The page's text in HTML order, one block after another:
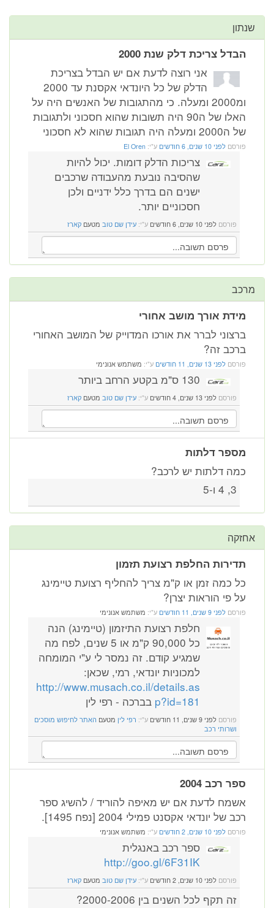
שנתון
הבדל צריכת דלק שנת 2000
אני רוצה לדעת אם יש הבדל בצריכת
הדלק של כל היונדאי אקסנת עד 2000
ומ2000 ומעלה. כי מהתגובות של האנשים היה על
האלו של ה90 היה תשובות שהוא חסכוני ולתגובות
של ה2000 ומעלה היה תגובות שהוא לא חסכוני
פורסם לפני 10 שנים, 6 חודשים ע"י: El Oren
צריכות הדלק דומות. יכול להיות
שהסיבה נובעת מהעבודה שרכבים
ישנים הם בדרך כלל ידניים ולכן
חסכוניים יותר.
פורסם לפני 10 שנים, 6 חודשים ע"י: עידן שם טוב מטעם קארז
מרכב
מידת אורך מושב אחורי
ברצוני לברר את אורכו המדוייק של המושב האחורי
ברכב זה?
פורסם לפני 13 שנים, 11 חודשים ע"י: משתמש אנונימי
130 ס"מ בקטע הרחב ביותר
פורסם לפני 13 שנים, 4 חודשים ע"י: עידן שם טוב מטעם קארז
מספר דלתות
כמה דלתות יש לרכב?
3, 4 ו-5
אחזקה
תדירות החלפת רצועת תזמון
כל כמה זמן או ק"מ צריך להחליף רצועת טיימינג
על פי הוראות יצרן?
פורסם לפני 9 שנים, 11 חודשים ע"י: משתמש אנונימי
חלפת רצועת התיזמון (טיימינג) הנה
כל 90,000 ק"מ או 5 שנים, לפח מה
שמגיע קודם. זה נמסר לי ע"י המומחה
למכוניות יונדאי, רמי, שכאן:
http://www.musach.co.il/details.as
p?id=181 בברכה - רפי לין
פורסם לפני 9 שנים, 11 חודשים ע"י: רפי לין מטעם האתר לחיפוש מוסכים
ושרותי רכב
ספר רכב 2004
אשמח לדעת אם יש מאיפה להוריד / להשיג ספר
רכב של יונדאי אקסנט פמילי 2004 [נפח 1495].
פורסם לפני 10 שנים, 2 חודשים ע"י: משתמש אנונימי
ספר רכב באנגלית
http://goo.gl/6F31IK
פורסם לפני 10 שנים, 2 חודשים ע"י: עידן שם טוב מטעם קארז
זה תקף לכל השנים בין 2000-2006?